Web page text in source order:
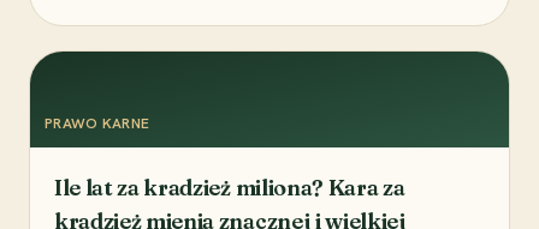
PRAWO KARNE
Ile lat za kradzież miliona? Kara za
kradzież mienia znacznej i wielkiej